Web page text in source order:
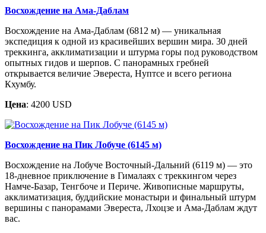
Восхождение на Ама-Даблам
Восхождение на Ама-Даблам (6812 м) — уникальная
экспедиция к одной из красивейших вершин мира. 30 дней
треккинга, акклиматизации и штурма горы под руководством
опытных гидов и шерпов. С панорамных гребней
открывается величие Эвереста, Нуптсе и всего региона
Кхумбу.
Цена: 4200 USD
Восхождение на Пик Лобуче (6145 м)
Восхождение на Лобуче Восточный-Дальний (6119 м) — это
18-дневное приключение в Гималаях с треккингом через
Намче-Базар, Тенгбоче и Периче. Живописные маршруты,
акклиматизация, буддийские монастыри и финальный штурм
вершины с панорамами Эвереста, Лхоцзе и Ама-Даблам ждут
вас.